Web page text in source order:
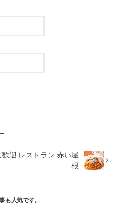
迎 レストラン 赤い屋
根
も人気です。